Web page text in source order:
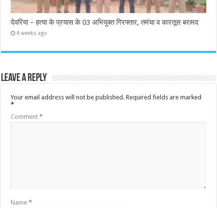
देवरिया – हत्या के प्रयास के 03 अभियुक्त गिरफ्तार, तमंचा व कारतूस बरामद
4 weeks ago
Leave a Reply
Your email address will not be published. Required fields are marked
*
Comment*
Name*